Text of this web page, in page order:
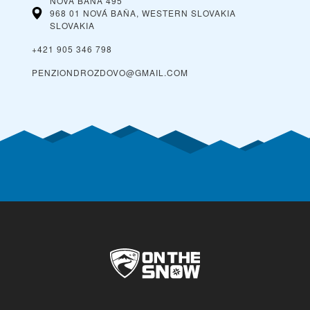
968 01 NOVÁ BAŇA, WESTERN SLOVAKIA
SLOVAKIA
+421 905 346 798
PENZIONDROZDOVO@GMAIL.COM